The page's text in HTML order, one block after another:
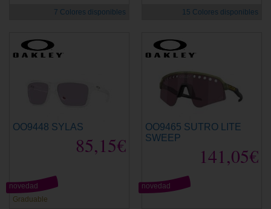
7 Colores disponibles 15 Colores disponibles
OO9448 SYLAS
85,15€
Graduable
novedad
OO9465 SUTRO LITE
SWEEP
141,05€
novedad